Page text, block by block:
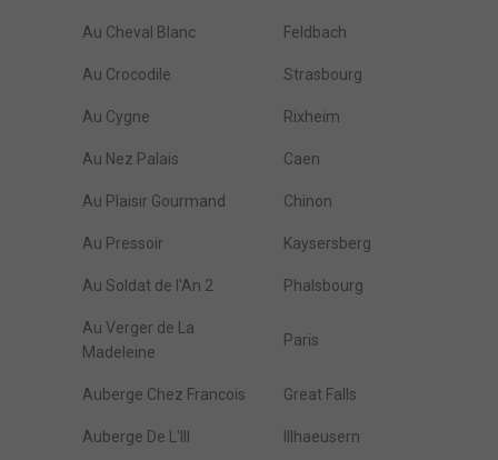
Au Cheval Blanc Feldbach
Au Crocodile Strasbourg
Au Cygne Rixheim
Au Nez Palais Caen
Au Plaisir Gourmand Chinon
Au Pressoir Kaysersberg
Au Soldat de l'An 2 Phalsbourg
Au Verger de La
Madeleine
Paris
Auberge Chez Francois Great Falls
Auberge De L'Ill Illhaeusern